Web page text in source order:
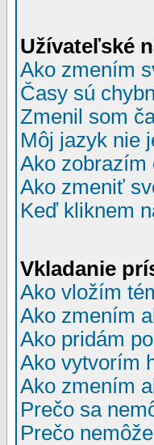
Užívateľské
Ako zmením
Časy sú
Zmenil som
Môj jazyk nie
Ako zobrazím
Ako zmeniť
Keď kliknem
Vkladanie
Ako vložím
Ako zmením
Ako pridám
Ako vytvorím
Ako zmením
Prečo sa
Prečo